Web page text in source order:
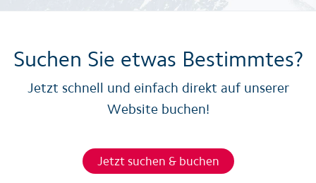
Suchen Sie etwas Bestimmtes?
Jetzt schnell und einfach direkt auf unserer
Website buchen!
Jetzt suchen & buchen